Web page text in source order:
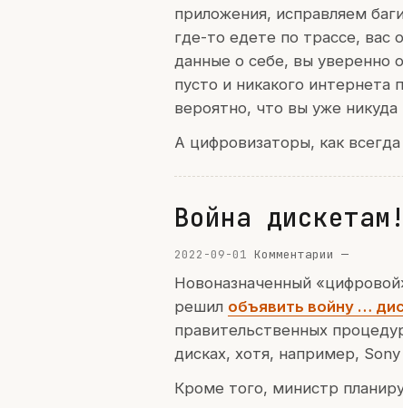
приложения, исправляем
где-то едете по трассе, вас
данные о себе, вы уверенно
пусто и никакого интернета
вероятно, что вы уже
А цифровизаторы, как
Война дискетам!
2022-09-01 Комментарии —
Новоназначенный
решил объявить войну …
правительственных
дисках, хотя, например,
Кроме того, министр